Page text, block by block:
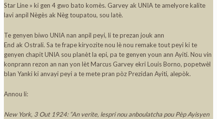
Star Line » ki gen 4 gwo bato komès. Garvey ak UNIA te amelyore kalite
lavi anpil Nègès ak Nèg toupatou, sou latè.
Te genyen biwo UNIA nan anpil peyi, li te prezan jouk ann
End ak Ostrali. Sa te frape kiryozite nou lè nou remake tout peyi ki te
genyen chapit UNIA sou planèt la epi, pa te genyen youn ann Ayiti. Nou vin
konprann rezon an nan yon lèt Marcus Garvey ekri Louis Borno, popetwèl
blan Yanki ki anvayi peyi a te mete pran pòz Prezidan Ayiti, alepòk.
Annou li:
New York, 3 Out 1924: “An verite, lespri nou anboulatcha pou Pèp Ayisyen